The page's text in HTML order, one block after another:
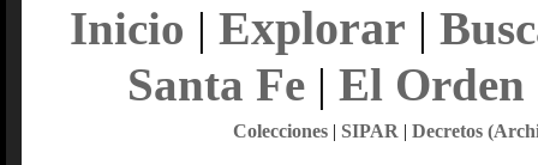
Inicio | Explorar |
Santa Fe| El Orden
Colecciones| SIPAR | Decretos